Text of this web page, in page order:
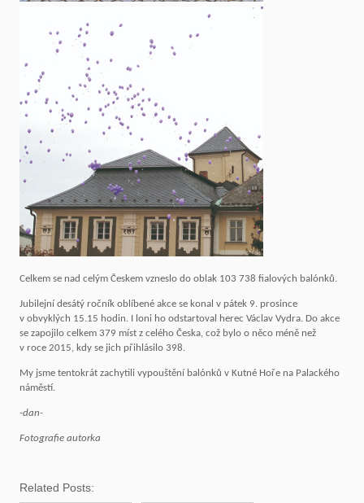
Celkem se nad celým Českem vzneslo do oblak 103 738 fialových balónků.
Jubilejní desátý ročník oblíbené akce se konal v pátek 9. prosince
v obvyklých 15.15 hodin. I loni ho odstartoval herec Václav Vydra. Do akce
se zapojilo celkem 379 míst z celého Česka, což bylo o něco méně než
v roce 2015, kdy se jich přihlásilo 398.
My jsme tentokrát zachytili vypouštění balónků v Kutné Hoře na Palackého
náměstí.
-dan-
Fotografie autorka
Related Posts: